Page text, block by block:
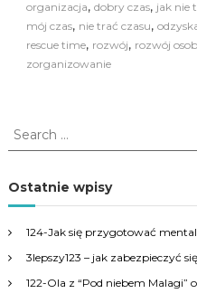
organizacja, dobry czas, jak nie
mój czas, nie trać czasu,
rescue time, rozwój, rozwój
zorganizowanie
S
e
r
c
o
r
Ostatnie wpisy
124-Jak się przygotować
3lepszy123 – jak zabezpieczyć
122-Ola z “Pod niebem Malagi”